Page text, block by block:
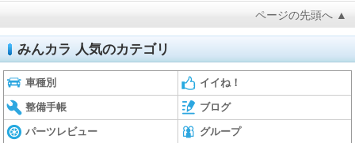
ページの先頭へ ▲
みんカラ 人気のカテゴリ
車種別 イイね！
整備手帳 ブログ
パーツレビュー グループ